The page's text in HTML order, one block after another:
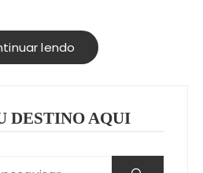
lendo
DESTINO AQUI